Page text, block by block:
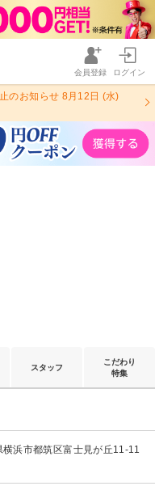
会員登録 ログイン
のお知らせ 8月12日 (水)
スタッフ
こだわり
特集
浜市都筑区富士見が丘11-11